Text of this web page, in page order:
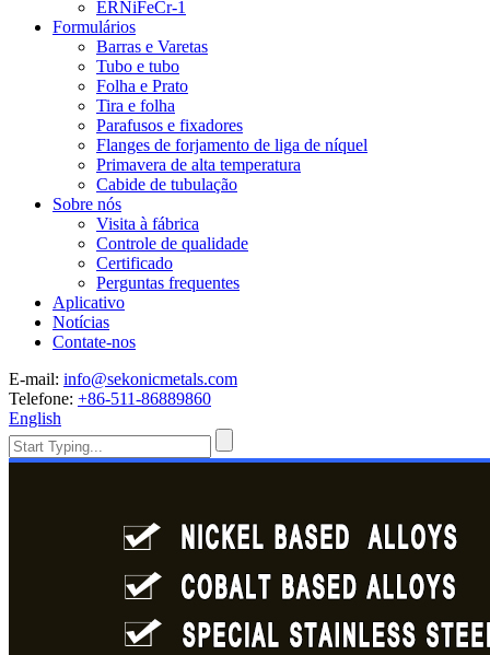
ERNiFeCr-1
Formulários
Barras e Varetas
Tubo e tubo
Folha e Prato
Tira e folha
Parafusos e fixadores
Flanges de forjamento de liga de níquel
Primavera de alta temperatura
Cabide de tubulação
Sobre nós
Visita à fábrica
Controle de qualidade
Certificado
Perguntas frequentes
Aplicativo
Notícias
Contate-nos
E-mail: info@sekonicmetals.com
Telefone: +86-511-86889860
English